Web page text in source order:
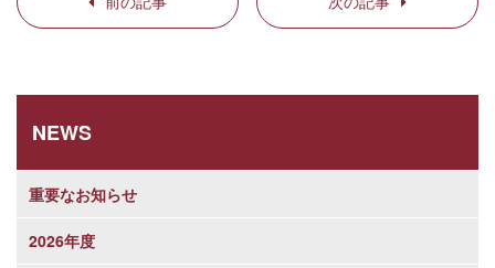
NEWS
重要なお知らせ
2026年度